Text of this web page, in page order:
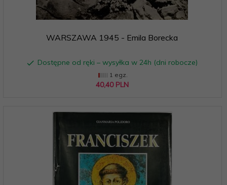
WARSZAWA 1945 - Emila Borecka
Dostępne od ręki – wysyłka w 24h (dni robocze)
1 egz.
40,40 PLN